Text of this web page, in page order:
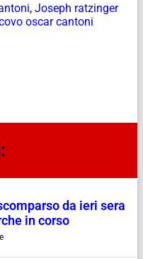
, Joseph ratzinger
oscar cantoni
da ieri sera
in corso